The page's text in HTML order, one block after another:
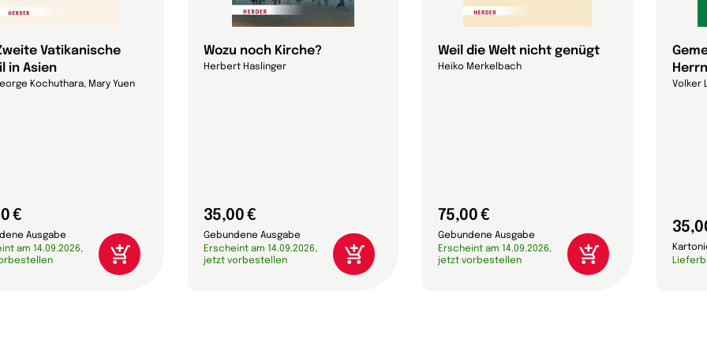
Vatikanische
in Asien
Kochuthara, Mary Yuen
€
Ausgabe
am 14.09.2026,
Wozu noch Kirche?
Herbert Haslinger
35,00 €
Gebundene Ausgabe
Erscheint am 14.09.2026,
jetzt vorbestellen
Weil die Welt nicht genügt
Heiko Merkelbach
75,00 €
Gebundene Ausgabe
Erscheint am 14.09.2026,
jetzt vorbestellen
Herrn
Volker